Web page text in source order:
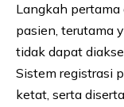
Langkah
pasien, terutama
tidak dapat
Sistem registrasi
ketat, serta